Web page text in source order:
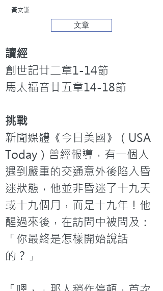
黃文謙
文章
讀經
創世記廿二章1-14節
馬太福音廿五章14-18節
挑戰
新聞媒體《今日美國》（USA
Today）曾經報導，有一個人
遇到嚴重的交通意外後陷入昏
迷狀態，他並非昏迷了十九天
或十九個月，而是十九年！他
醒過來後，在訪問中被問及：
「你最終是怎樣開始說話
的？」